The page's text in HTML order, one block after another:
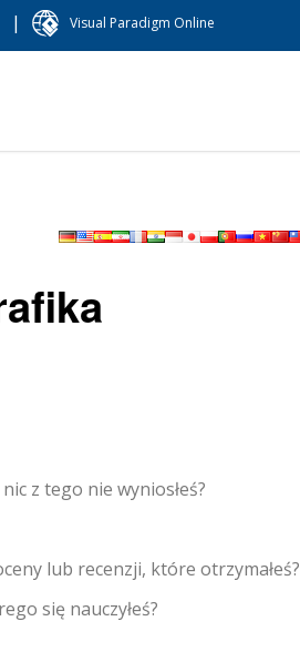
| Visual Paradigm Online
z tego nie wyniosłeś?
lub recenzji, które otrzymałeś?
się nauczyłeś?